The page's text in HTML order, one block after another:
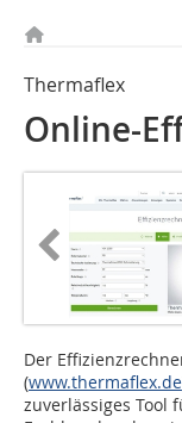
Thermaflex
Online-
Der
(www.thermaflex.de
zuverlässiges Tool